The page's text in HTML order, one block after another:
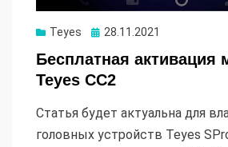
Teyes Опубликовано
28.11.2021
Бесплатная активация
Teyes CC2
Статья будет актуальна для
головных устройств Teyes